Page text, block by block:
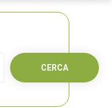
CERCA